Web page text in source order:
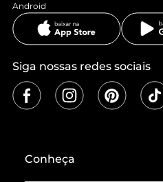
Android
Siga nossas redes sociais
Conheça